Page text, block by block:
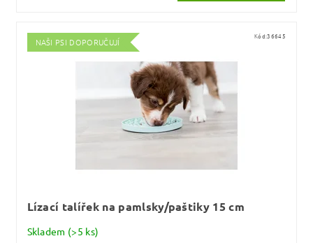
NAŠI PSI DOPORUČUJÍ
Kód:36645
Lízací talířek na pamlsky/paštiky 15 cm
Skladem (>5 ks)